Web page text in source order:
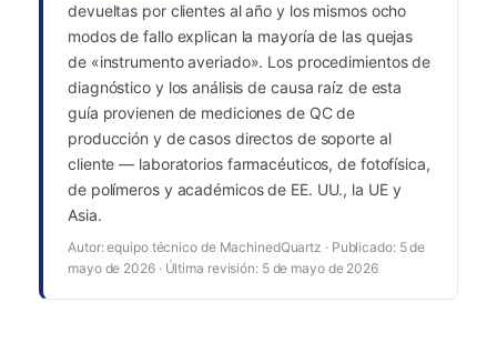
devueltas por clientes al año y los mismos ocho
modos de fallo explican la mayoría de las quejas
de «instrumento averiado». Los procedimientos de
diagnóstico y los análisis de causa raíz de esta
guía provienen de mediciones de QC de
producción y de casos directos de soporte al
cliente — laboratorios farmacéuticos, de fotofísica,
de polímeros y académicos de EE. UU., la UE y
Asia.
Autor: equipo técnico de MachinedQuartz · Publicado: 5 de
mayo de 2026 · Última revisión: 5 de mayo de 2026